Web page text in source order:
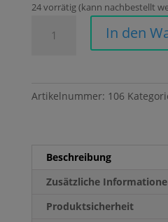
24 vorrätig (kann nachbestellt
Stardust
In den
Artikelnummer: 106
Beschreibung
Zusätzliche
Produktsicherheit